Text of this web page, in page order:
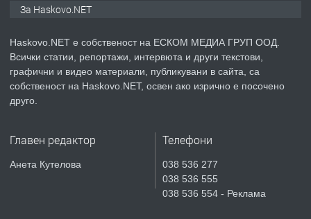
преди 3 дни
ПРЕДЛАГА
Продавам парцел в гр. Хасково кв.
СГЛОБЯВАНЕ НА МЕБЕЛИ.
За Haskovo.NET
Haskovo.NET е собственост на ЕСКОМ МЕДИА ГРУП ООД.
Всички статии, репортажи, интервюта и други текстови,
графични и видео материали, публикувани в сайта, са
собственост на Haskovo.NET, освен ако изрично е посочено
друго.
Главен редактор
Анета Кутелова
Телефони
038 536 277
038 536 555
038 536 554 - Реклама